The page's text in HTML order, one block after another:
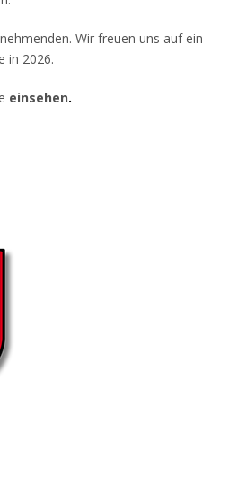
Wir freuen uns auf ein
in 2026.
e einsehen.